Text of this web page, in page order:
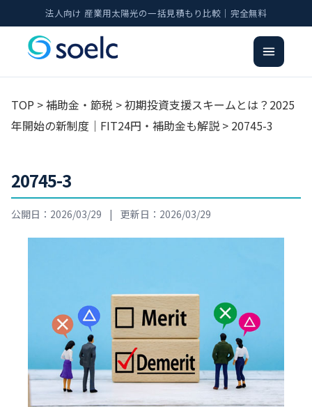
法人向け 産業用太陽光の一括見積もり比較｜完全無料
TOP >補助金・節税 >初期投資支援スキームとは？2025
年開始の新制度｜FIT24円・補助金も解説 > 20745-3
20745-3
公開日：2026/03/29 | 更新日：2026/03/29